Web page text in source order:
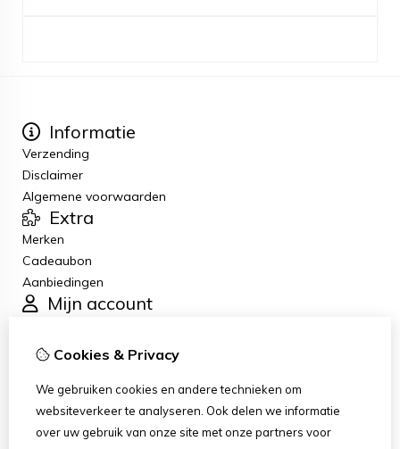
Informatie
Verzending
Disclaimer
Algemene voorwaarden
Extra
Merken
Cadeaubon
Aanbiedingen
Mijn account
Bestelhistorie
Klantenservice
Contact
Retourneren
Cookies & Privacy
We gebruiken cookies en andere technieken om
websiteverkeer te analyseren. Ook delen we informatie
over uw gebruik van onze site met onze partners voor